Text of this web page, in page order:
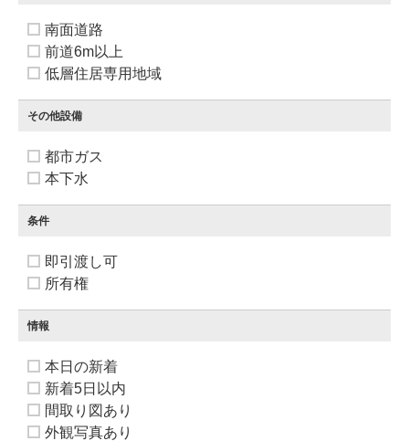
南面道路
前道6m以上
低層住居専用地域
その他設備
都市ガス
本下水
条件
即引渡し可
所有権
情報
本日の新着
新着5日以内
間取り図あり
外観写真あり